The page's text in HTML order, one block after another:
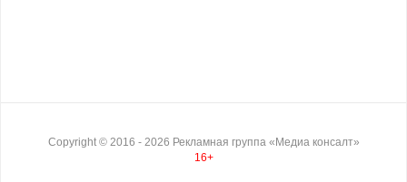
Copyright © 2016 - 2026 Рекламная группа «Медиа консалт»
16+